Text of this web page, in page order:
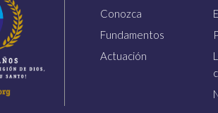
Vea algunas fotos del evento:
Vivian R. Ferreira
Conozca
Fundamentos
Actuación